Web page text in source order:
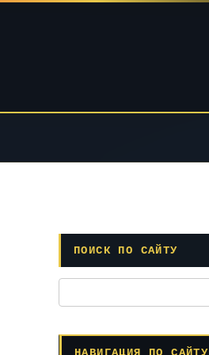
ПОИСК ПО САЙТУ